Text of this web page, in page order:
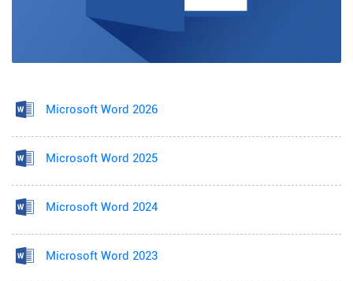
Microsoft Word 2026
Microsoft Word 2025
Microsoft Word 2024
Microsoft Word 2023